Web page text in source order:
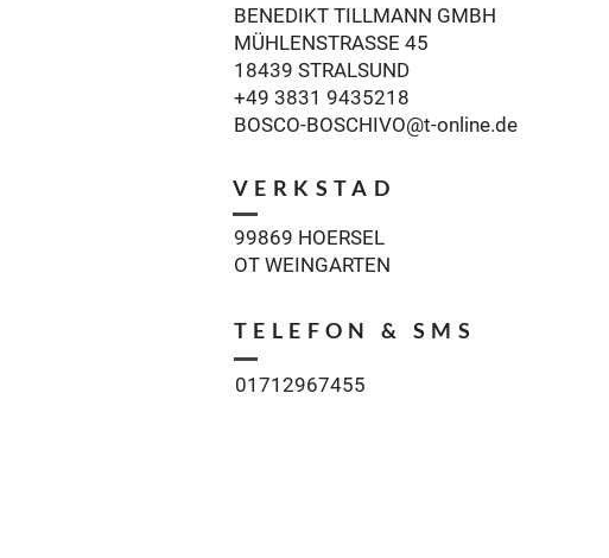
BENEDIKT TILLMANN GMBH
MÜHLENSTRASSE 45
18439 STRALSUND
+49 3831 9435218
BOSCO-BOSCHIVO@t-online.de
VERKSTAD
99869 HOERSEL
OT WEINGARTEN
TELEFON & SMS
01712967455